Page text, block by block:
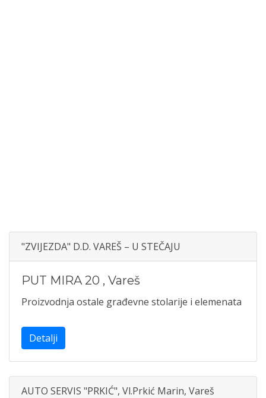
"ZVIJEZDA" D.D. VAREŠ – U STEČAJU
PUT MIRA 20 , Vareš
Proizvodnja ostale građevne stolarije i elemenata
Detalji
AUTO SERVIS "PRKIĆ", Vl.Prkić Marin, Vareš